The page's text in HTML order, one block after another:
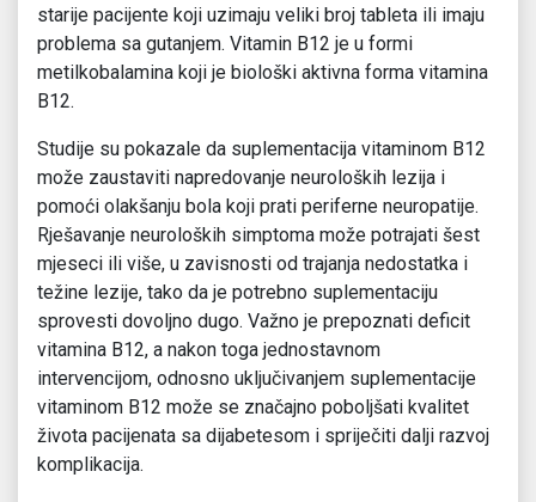
starije pacijente koji uzimaju veliki broj tableta ili imaju
problema sa gutanjem. Vitamin B12 je u formi
metilkobalamina koji je biološki aktivna forma vitamina
B12.
Studije su pokazale da suplementacija vitaminom B12
može zaustaviti napredovanje neuroloških lezija i
pomoći olakšanju bola koji prati periferne neuropatije.
Rješavanje neuroloških simptoma može potrajati šest
mjeseci ili više, u zavisnosti od trajanja nedostatka i
težine lezije, tako da je potrebno suplementaciju
sprovesti dovoljno dugo. Važno je prepoznati deficit
vitamina B12, a nakon toga jednostavnom
intervencijom, odnosno uključivanjem suplementacije
vitaminom B12 može se značajno poboljšati kvalitet
života pacijenata sa dijabetesom i spriječiti dalji razvoj
komplikacija.